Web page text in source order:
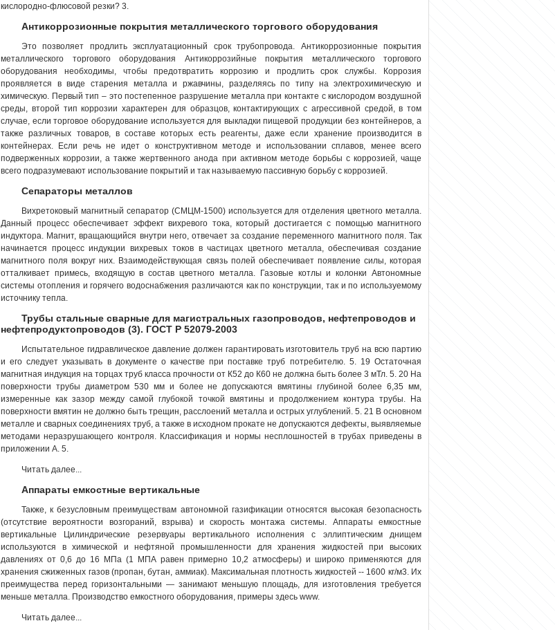
кислородно-флюсовой резки? 3.
Антикоррозионные покрытия металлического торгового оборудования
Это позволяет продлить эксплуатационный срок трубопровода. Антикоррозионные покрытия
металлического торгового оборудования Антикоррозийные покрытия металлического торгового
оборудования необходимы, чтобы предотвратить коррозию и продлить срок службы. Коррозия
проявляется в виде старения металла и ржавчины, разделяясь по типу на электрохимическую и
химическую. Первый тип – это постепенное разрушение металла при контакте с кислородом воздушной
среды, второй тип коррозии характерен для образцов, контактирующих с агрессивной средой, в том
случае, если торговое оборудование используется для выкладки пищевой продукции без контейнеров, а
также различных товаров, в составе которых есть реагенты, даже если хранение производится в
контейнерах. Если речь не идет о конструктивном методе и использовании сплавов, менее всего
подверженных коррозии, а также жертвенного анода при активном методе борьбы с коррозией, чаще
всего подразумевают использование покрытий и так называемую пассивную борьбу с коррозией.
Сепараторы металлов
Вихретоковый магнитный сепаратор (СМЦМ-1500) используется для отделения цветного металла.
Данный процесс обеспечивает эффект вихревого тока, который достигается с помощью магнитного
индуктора. Магнит, вращающийся внутри него, отвечает за создание переменного магнитного поля. Так
начинается процесс индукции вихревых токов в частицах цветного металла, обеспечивая создание
магнитного поля вокруг них. Взаимодействующая связь полей обеспечивает появление силы, которая
отталкивает примесь, входящую в состав цветного металла. Газовые котлы и колонки Автономные
системы отопления и горячего водоснабжения различаются как по конструкции, так и по используемому
источнику тепла.
Трубы стальные сварные для магистральных газопроводов, нефтепроводов и
нефтепродуктопроводов (3). ГОСТ Р 52079-2003
Испытательное гидравлическое давление должен гарантировать изготовитель труб на всю партию
и его следует указывать в документе о качестве при поставке труб потребителю. 5. 19 Остаточная
магнитная индукция на торцах труб класса прочности от К52 до К60 не должна быть более 3 мТл. 5. 20 На
поверхности трубы диаметром 530 мм и более не допускаются вмятины глубиной более 6,35 мм,
измеренные как зазор между самой глубокой точкой вмятины и продолжением контура трубы. На
поверхности вмятин не должно быть трещин, расслоений металлаи острых углублений. 5. 21 В основном
металле и сварных соединениях труб, а также в исходном прокате не допускаются дефекты, выявляемые
методами неразрушающего контроля. Классификация и нормы несплошностей в трубах приведены в
приложении А. 5.
Читать далее...
Аппараты емкостные вертикальные
Также, к безусловным преимуществам автономной газификации относятся высокая безопасность
(отсутствие вероятности возгораний, взрыва) и скорость монтажа системы. Аппараты емкостные
вертикальные Цилиндрические резервуары вертикального исполнения с эллиптическим днищем
используются в химической и нефтяной промышленности для хранения жидкостей при высоких
давлениях от 0,6 до 16 МПа (1 МПА равен примерно 10,2 атмосферы) и широко применяются для
хранения сжиженных газов (пропан, бутан, аммиак). Максимальная плотность жидкостей -- 1600 кг/м3. Их
преимущества перед горизонтальными — занимают меньшую площадь, для изготовления требуется
меньше металла. Производство емкостного оборудования, примеры здесь www.
Читать далее...